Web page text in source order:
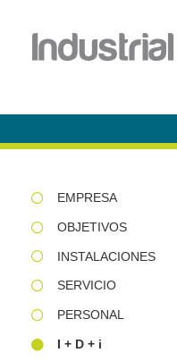
contenido
EMPRESA
OBJETIVOS
INSTALACIONES
SERVICIO
PERSONAL
I + D + i